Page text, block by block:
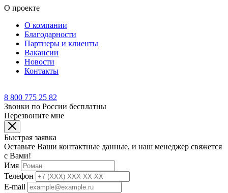
О проекте
О компании
Благодарности
Партнеры и клиенты
Вакансии
Новости
Контакты
8 800 775 25 82
Звонки по России бесплатны
Перезвоните мне
Быстрая заявка
Оставьте Ваши контактные данные, и наш менеджер свяжется
с Вами!
Имя
Телефон
E-mail